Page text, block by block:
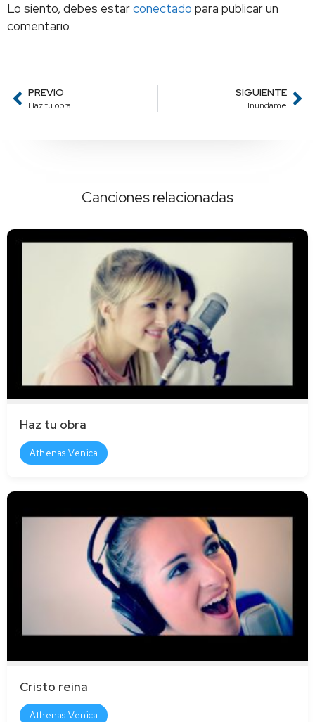
Lo siento, debes estarconectado para publicar un
comentario.
PREVIO
Haz tu obra
SIGUIENTE
Inundame
Canciones relacionadas
Haz tu obra
Athenas Venica
Cristo reina
Athenas Venica